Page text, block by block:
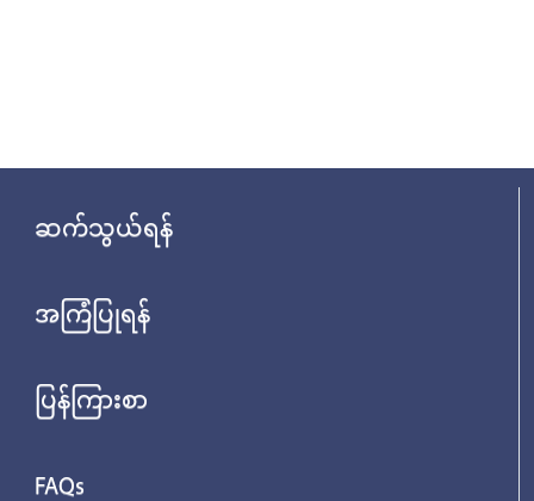
ဆက်သွယ်ရန်
အကြံပြုရန်
ပြန်ကြားစာ
FAQs